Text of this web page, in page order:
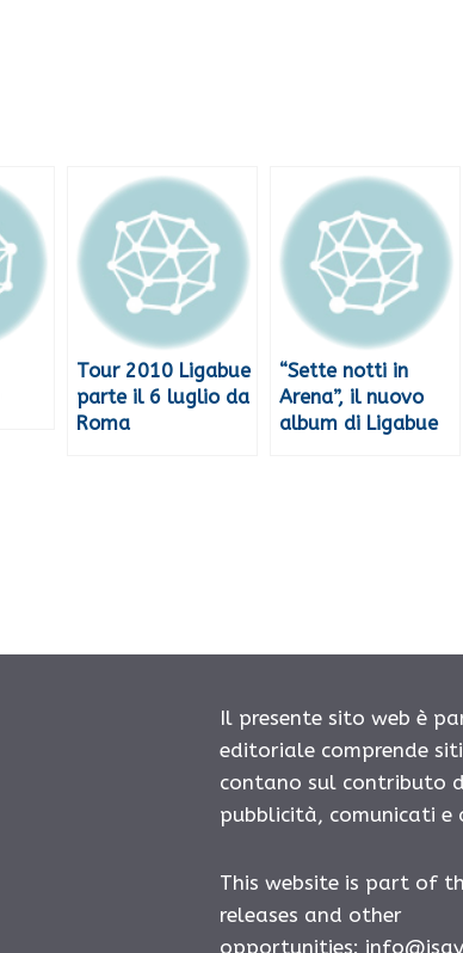
Tour 2010 Ligabue
parte il 6 luglio da
Roma
“Sette notti in
Arena”, il nuovo
album di Ligabue
Il presente sito web è
editoriale comprende
contano sul contributo
pubblicità, comunicati e
This website is part of
releases and other
opportunities: